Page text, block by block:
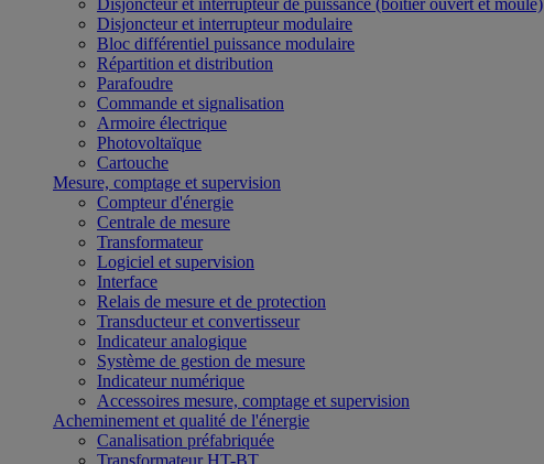
Disjoncteur et interrupteur de puissance (boîtier ouvert et moulé)
Disjoncteur et interrupteur modulaire
Bloc différentiel puissance modulaire
Répartition et distribution
Parafoudre
Commande et signalisation
Armoire électrique
Photovoltaïque
Cartouche
Mesure, comptage et supervision
Compteur d'énergie
Centrale de mesure
Transformateur
Logiciel et supervision
Interface
Relais de mesure et de protection
Transducteur et convertisseur
Indicateur analogique
Système de gestion de mesure
Indicateur numérique
Accessoires mesure, comptage et supervision
Acheminement et qualité de l'énergie
Canalisation préfabriquée
Transformateur HT-BT